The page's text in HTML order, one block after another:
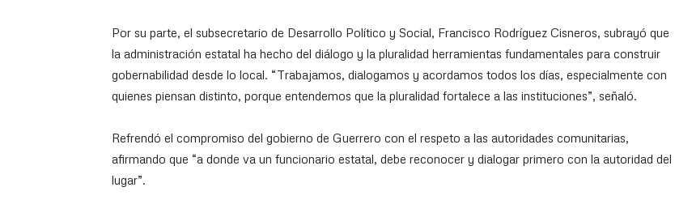
Por su parte, el subsecretario de Desarrollo Político y Social, Francisco Rodríguez Cisneros, subrayó que
la administración estatal ha hecho del diálogo y la pluralidad herramientas fundamentales para construir
gobernabilidad desde lo local. “Trabajamos, dialogamos y acordamos todos los días, especialmente con
quienes piensan distinto, porque entendemos que la pluralidad fortalece a las instituciones”, señaló.
Refrendó el compromiso del gobierno de Guerrero con el respeto a las autoridades comunitarias,
afirmando que “a donde va un funcionario estatal, debe reconocer y dialogar primero con la autoridad del
lugar”.